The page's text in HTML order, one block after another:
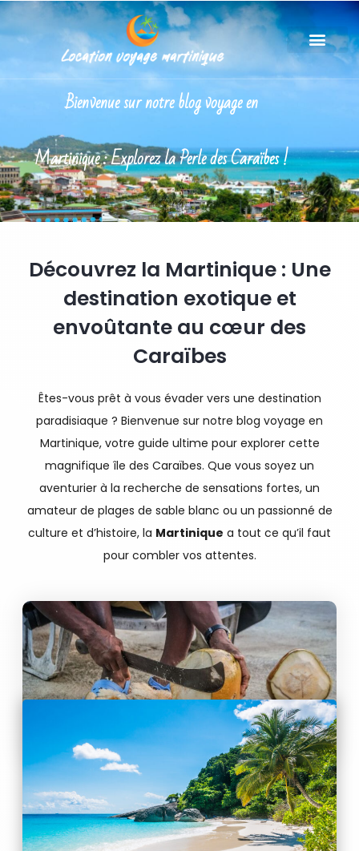
Bienvenue sur notre blog voyage en
Martinique : Explorez la Perle des Caraïbes !
Découvrez la Martinique : Une
destination exotique et
envoûtante au cœur des
Caraïbes
Êtes-vous prêt à vous évader vers une destination
paradisiaque ? Bienvenue sur notre blog voyage en
Martinique, votre guide ultime pour explorer cette
magnifique île des Caraïbes. Que vous soyez un
aventurier à la recherche de sensations fortes, un
amateur de plages de sable blanc ou un passionné de
culture et d’histoire, la Martinique a tout ce qu’il faut
pour combler vos attentes.